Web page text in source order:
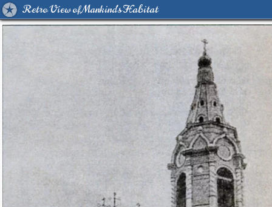
Retro View of Mankind's Habitat